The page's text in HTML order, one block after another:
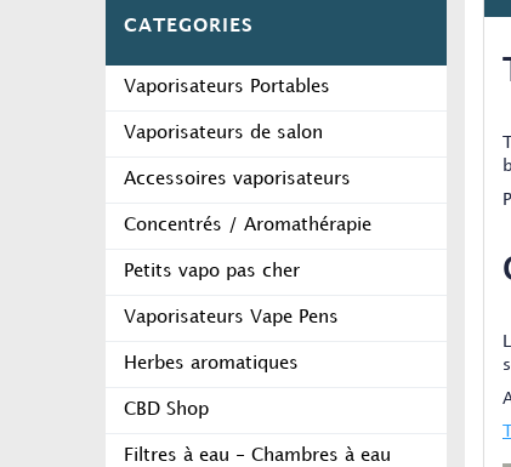
CATEGORIES
Vaporisateurs Portables
Vaporisateurs de salon
Accessoires vaporisateurs
Concentrés / Aromathérapie
Petits vapo pas cher
Vaporisateurs Vape Pens
Herbes aromatiques
CBD Shop
Filtres à eau - Chambres à eau